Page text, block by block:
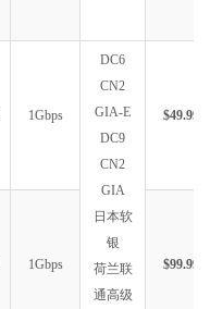
1Gbps
DC6
CN2
GIA-E
DC9
CN2
GIA
日本软
银
荷兰联
通高级
$49.99
1Gbps $99.99